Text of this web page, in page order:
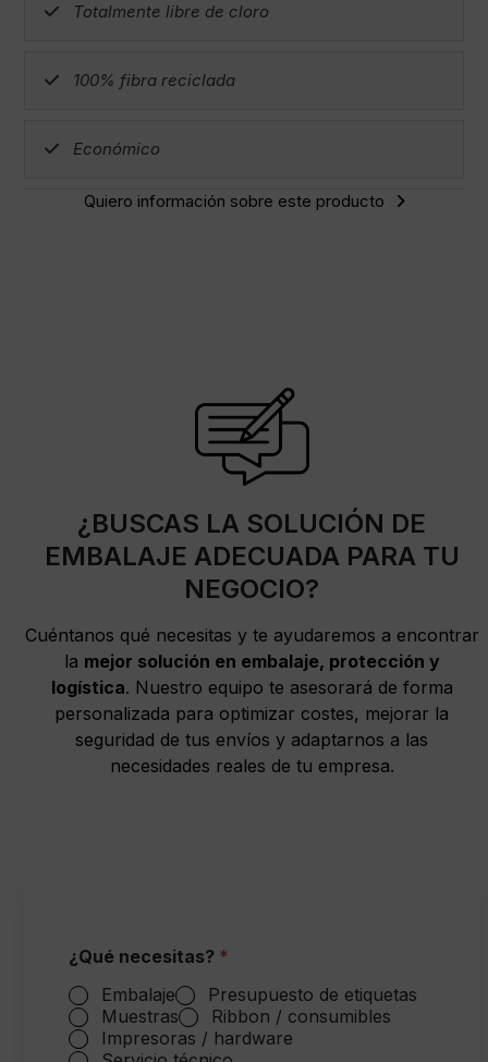
Totalmente libre de cloro
100% fibra reciclada
Económico
Quiero información sobre este producto
¿BUSCAS LA SOLUCIÓN DE
EMBALAJE ADECUADA PARA TU
NEGOCIO?
Cuéntanos qué necesitas y te ayudaremos a encontrar
la mejor solución en embalaje, protección y
logística. Nuestro equipo te asesorará de forma
personalizada para optimizar costes, mejorar la
seguridad de tus envíos y adaptarnos a las
necesidades reales de tu empresa.
¿Qué necesitas? *
Embalaje
Presupuesto de etiquetas
Muestras
Ribbon / consumibles
Impresoras / hardware